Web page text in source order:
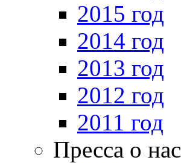
2015 год
2014 год
2013 год
2012 год
2011 год
Пресса о нас